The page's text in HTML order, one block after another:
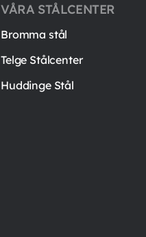
VÅRA STÅLCENTER
Bromma stål
Telge Stålcenter
Huddinge Stål